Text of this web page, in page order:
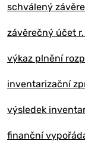
schválený
závěrečný účet r.
výkaz plnění
inventarizační
výsledek
finanční